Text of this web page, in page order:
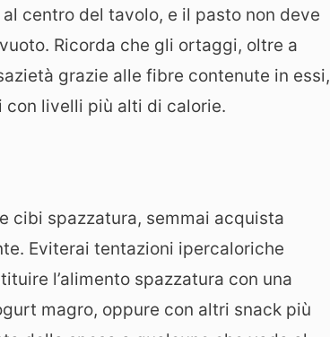
centro del tavolo, e il pasto non deve
Ricorda che gli ortaggi, oltre a
grazie alle fibre contenute in essi,
livelli più alti di calorie.
cibi spazzatura, semmai acquista
Eviterai tentazioni ipercaloriche
l’alimento spazzatura con una
magro, oppure con altri snack più